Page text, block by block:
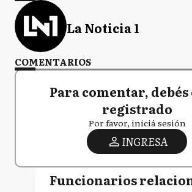
La Noticia 1
COMENTARIOS
Para comentar,
registrado
Por favor, iniciá sesión
INGRESA
Funcionarios